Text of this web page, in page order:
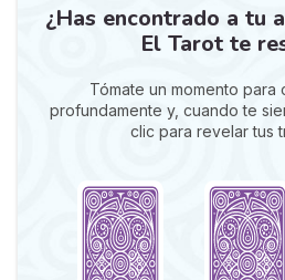
¿Has encontrado a tu
El Tarot te
Tómate un momento para
profundamente y, cuando te
clic para revelar tus